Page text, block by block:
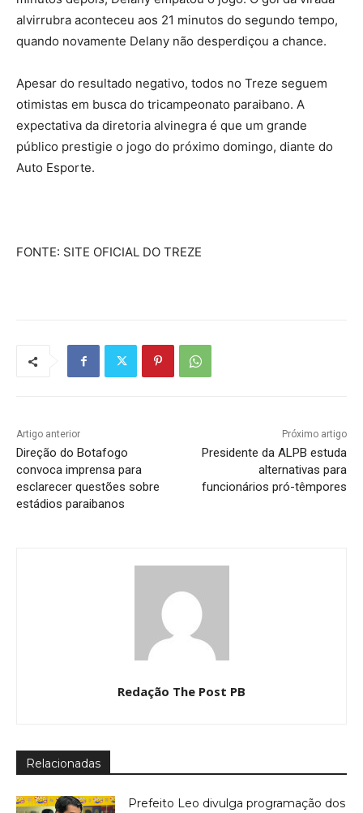
alvirrubra aconteceu aos 21 minutos do segundo tempo,
quando novamente Delany não desperdiçou a chance.
Apesar do resultado negativo, todos no Treze seguem
otimistas em busca do tricampeonato paraibano. A
expectativa da diretoria alvinegra é que um grande
público prestigie o jogo do próximo domingo, diante do
Auto Esporte.
FONTE: SITE OFICIAL DO TREZE
Artigo anterior
Direção do Botafogo
convoca imprensa para
esclarecer questões sobre
estádios paraibanos
Próximo artigo
Presidente da ALPB estuda
alternativas para
funcionários pró-têmpores
Redação The Post PB
Relacionadas
Prefeito Leo divulga programação dos